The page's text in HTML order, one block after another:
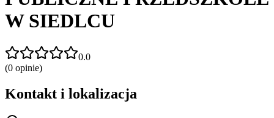
W SIEDLCU
0.0
(0 opinie)
Kontakt i lokalizacja